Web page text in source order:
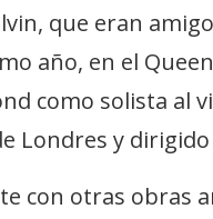
que eran
año, en el
como solista al
Londres y
con otras obras